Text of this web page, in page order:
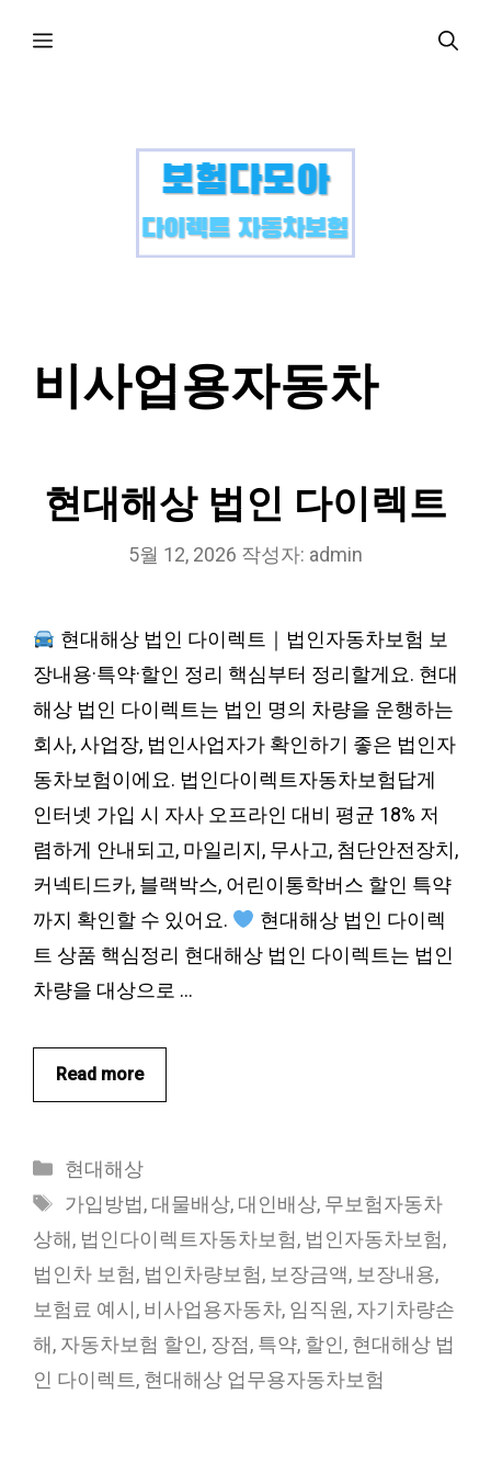
메
비사업용자동차
현대해상 법인 다이렉트
5월 12, 2026 작성자: admin
현대해상 법인 다이렉트｜법인자동차보험 보
장내용·특약·할인 정리 핵심부터 정리할게요. 현대
해상 법인 다이렉트는 법인 명의 차량을 운행하는
회사, 사업장, 법인사업자가 확인하기 좋은 법인자
동차보험이에요. 법인다이렉트자동차보험답게
인터넷 가입 시 자사 오프라인 대비 평균 18% 저
렴하게 안내되고, 마일리지, 무사고, 첨단안전장치,
커넥티드카, 블랙박스, 어린이통학버스 할인 특약
까지 확인할 수 있어요.
현대해상 법인 다이렉
트 상품 핵심정리 현대해상 법인 다이렉트는 법인
차량을 대상으로 …
Read more
카
테
리
현대해상
태
그
가입방법, 대물배상, 대인배상, 무보험자동차
상해, 법인다이렉트자동차보험, 법인자동차보험,
법인차 보험, 법인차량보험, 보장금액, 보장내용,
보험료 예시, 비사업용자동차, 임직원, 자기차량손
해, 자동차보험 할인, 장점, 특약, 할인, 현대해상 법
인 다이렉트, 현대해상 업무용자동차보험